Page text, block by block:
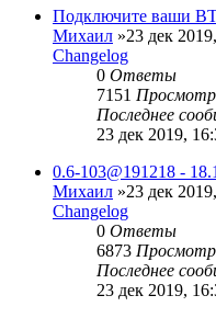
Подключите ваши
Михаил »23 дек
Changelog
0 Ответы
7151
Последнее
23 дек 2019,
0.6-103@191218 -
Михаил »23 дек
Changelog
0 Ответы
6873
Последнее
23 дек 2019,